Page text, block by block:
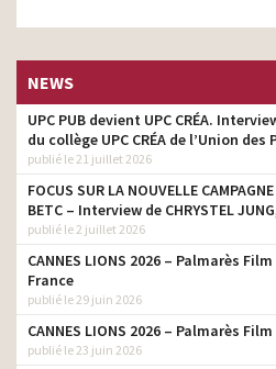
NEWS
UPC PUB devient UPC CRÉA.
du collège UPC CRÉA de l’Union
publié le 21 juillet 2026
FOCUS SUR LA NOUVELLE
BETC – Interview de CHRYSTEL
publié le 2 juillet 2026
CANNES LIONS 2026 – Palmarès
France
publié le 29 juin 2026
CANNES LIONS 2026 – Palmarès
publié le 23 juin 2026